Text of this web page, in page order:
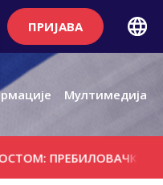
ПРИЈАВА
Мултимедија
МУЧЕНИЦИ